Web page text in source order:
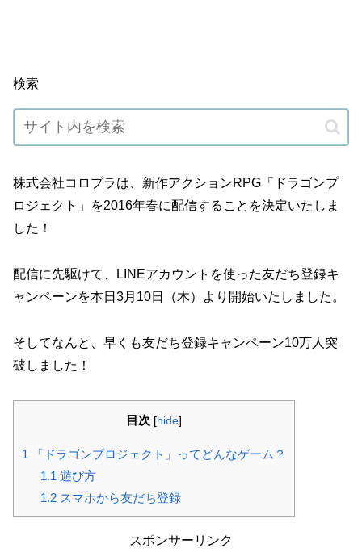
検索
株式会社コロプラは、新作アクションRPG「ドラゴンプ
ロジェクト」を2016年春に配信することを決定いたしま
した！
配信に先駆けて、LINEアカウントを使った友だち登録キ
ャンペーンを本日3月10日（木）より開始いたしました。
そしてなんと、早くも友だち登録キャンペーン10万人突
破しました！
目次 [hide]
1 「ドラゴンプロジェクト」ってどんなゲーム？
1.1 遊び方
1.2スマホから友だち登録
スポンサーリンク